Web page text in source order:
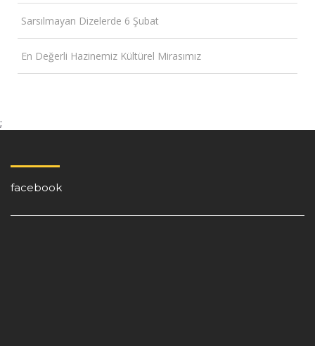
Sarsılmayan Dizelerde 6 Şubat
En Değerli Hazinemiz Kültürel Mirasımız
;
facebook